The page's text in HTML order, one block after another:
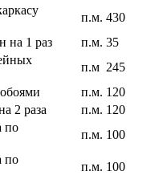
п.м. 430
на 1 раз
п.м. 35
п.м 245
п.м. 120
2 раза
п.м. 120
по
п.м. 100
по
п.м. 100